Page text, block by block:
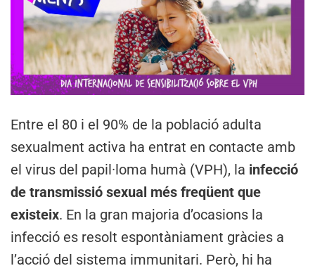
Entre el 80 i el 90% de la població adulta
sexualment activa ha entrat en contacte amb
el virus del papil·loma humà (VPH), la infecció
de transmissió sexual més freqüent que
existeix. En la gran majoria d’ocasions la
infecció es resolt espontàniament gràcies a
l’acció del sistema immunitari. Però, hi ha